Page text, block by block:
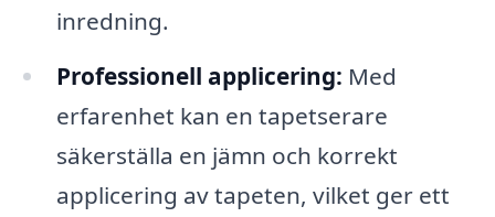
inredning.
Professionell applicering: Med
erfarenhet kan en tapetserare
säkerställa en jämn och korrekt
applicering av tapeten, vilket ger ett